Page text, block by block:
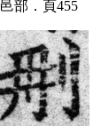
邑部．頁455